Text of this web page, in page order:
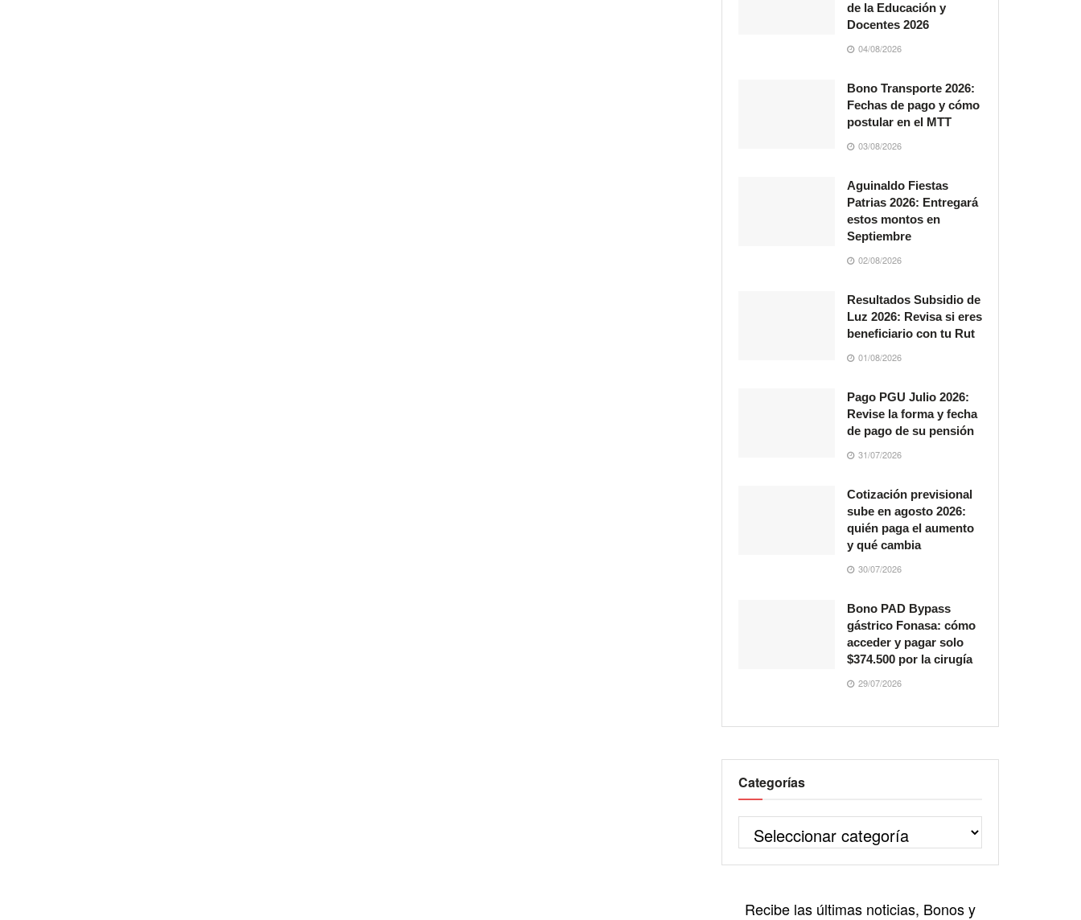
de la Educación y
Docentes 2026
04/08/2026
Bono Transporte 2026:
Fechas de pago y cómo
postular en el MTT
03/08/2026
Aguinaldo Fiestas
Patrias 2026: Entregará
estos montos en
Septiembre
02/08/2026
Resultados Subsidio de
Luz 2026: Revisa si eres
beneficiario con tu Rut
01/08/2026
Pago PGU Julio 2026:
Revise la forma y fecha
de pago de su pensión
31/07/2026
Cotización previsional
sube en agosto 2026:
quién paga el aumento
y qué cambia
30/07/2026
Bono PAD Bypass
gástrico Fonasa: cómo
acceder y pagar solo
$374.500 por la cirugía
29/07/2026
Categorías
Recibe las últimas noticias, Bonos y